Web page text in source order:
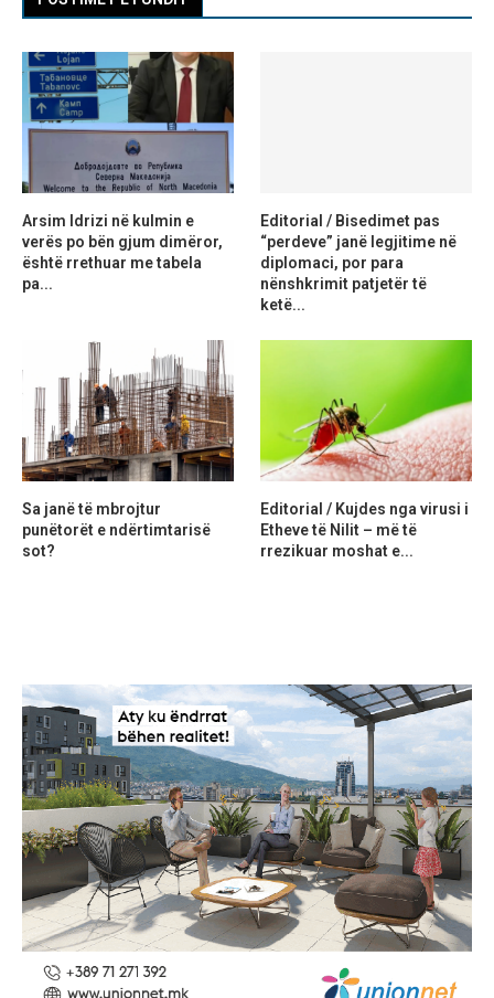
Arsim Idrizi në kulmin e
verës po bën gjum dimëror,
është rrethuar me tabela
pa...
Editorial / Bisedimet pas
“perdeve” janë legjitime në
diplomaci, por para
nënshkrimit patjetër të
ketë...
Sa janë të mbrojtur
punëtorët e ndërtimtarisë
sot?
Editorial / Kujdes nga virusi i
Etheve të Nilit – më të
rrezikuar moshat e...